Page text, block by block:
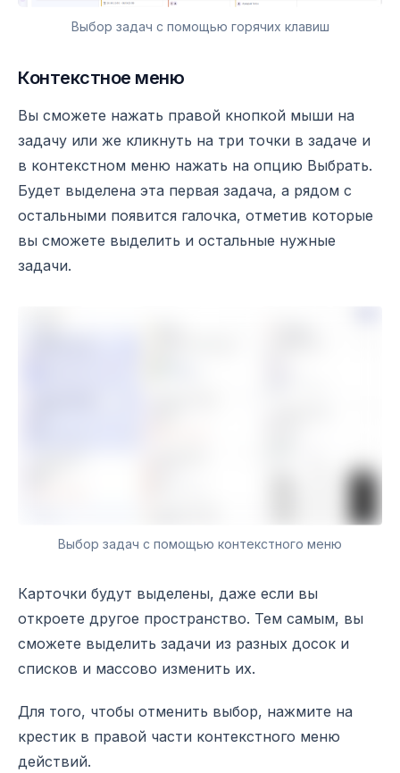
Выбор задач с помощью горячих клавиш
Контекстное меню
Вы сможете нажать правой кнопкой мыши на
задачу или же кликнуть на три точки в задаче и
в контекстном меню нажать на опцию Выбрать.
Будет выделена эта первая задача, а рядом с
остальными появится галочка, отметив которые
вы сможете выделить и остальные нужные
задачи.
Выбор задач с помощью контекстного меню
Карточки будут выделены, даже если вы
откроете другое пространство. Тем самым, вы
сможете выделить задачи из разных досок и
списков и массово изменить их.
Для того, чтобы отменить выбор, нажмите на
крестик в правой части контекстного меню
действий.